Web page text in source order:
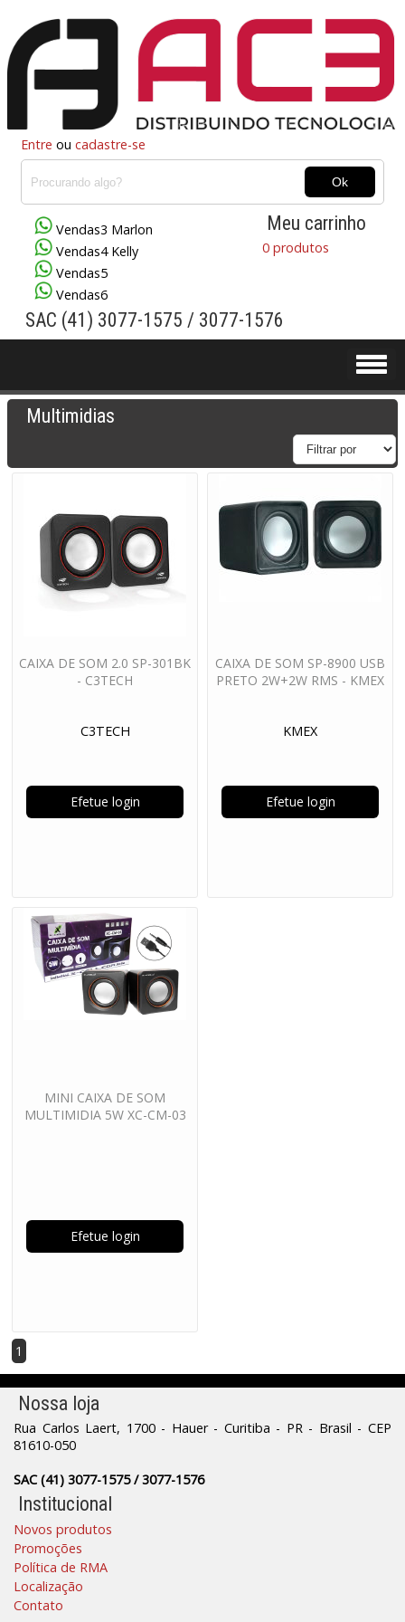
Entre ou cadastre-se
Vendas3 Marlon
Vendas4 Kelly
Vendas5
Vendas6
Meu carrinho
0 produtos
SAC (41) 3077-1575 / 3077-1576
Multimidias
CAIXA DE SOM 2.0 SP-301BK
- C3TECH
C3TECH
Efetue login
CAIXA DE SOM SP-8900 USB
PRETO 2W+2W RMS - KMEX
KMEX
Efetue login
MINI CAIXA DE SOM
MULTIMIDIA 5W XC-CM-03
Efetue login
1
Nossa loja
Rua Carlos Laert, 1700 - Hauer - Curitiba - PR - Brasil - CEP
81610-050
SAC (41) 3077-1575 / 3077-1576
Institucional
Novos produtos
Promoções
Política de RMA
Localização
Contato